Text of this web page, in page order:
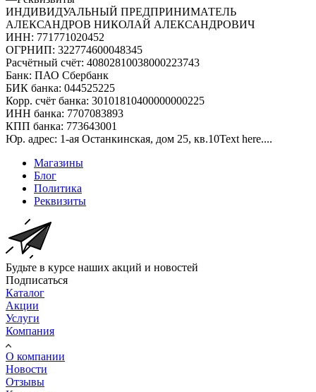
ИНДИВИДУАЛЬНЫЙ ПРЕДПРИНИМАТЕЛЬ
АЛЕКСАНДРОВ НИКОЛАЙ АЛЕКСАНДРОВИЧ
ИНН: 771771020452
ОГРНИП: 322774600048345
Расчётный счёт: 40802810038000223743
Банк: ПАО Сбербанк
БИК банка: 044525225
Корр. счёт банка: 30101810400000000225
ИНН банка: 7707083893
КПП банка: 773643001
Юр. адрес: 1-ая Останкинская, дом 25, кв.10Text here....
Магазины
Блог
Политика
Реквизиты
Будьте в курсе наших акций и новостей
Подписаться
Каталог
Акции
Услуги
Компания
О компании
Новости
Отзывы